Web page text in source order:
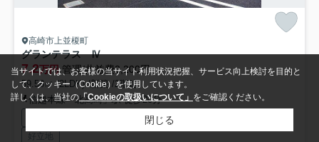
高崎市上並榎町
グランテラス Ⅳ
7.2万円管理/共益費2,200円
59.58㎡ (2LDK) /新築 /2階建
信越本線「北高崎」駅 徒歩20分
防犯カメラ
好立地
当サイトでは、お客様の当サイト利用状況把握、サービス向上検討を目的と
して、クッキー（Cookie）を使用しています。
詳しくは、当社の「Cookieの取扱いについて」 をご確認ください。
閉じる